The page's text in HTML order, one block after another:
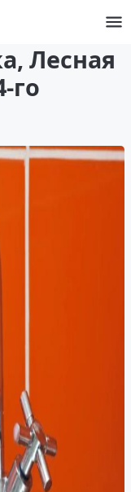
Лесная
го